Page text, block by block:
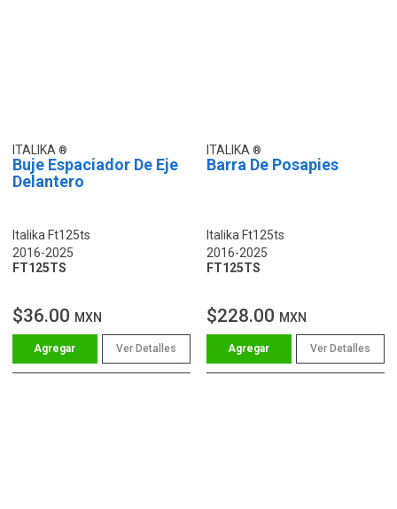
ITALIKA
Buje Espaciador De Eje
Delantero
Italika Ft125ts
2016-2025
FT125TS
$36.00 MXN
Ver Detalles
ITALIKA
Barra De Posapies
Italika Ft125ts
2016-2025
FT125TS
$228.00 MXN
Ver Detalles